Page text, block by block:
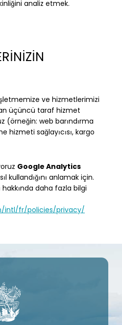
analiz etmek.
ve hizmetlerimizi
üçüncü taraf hizmet
(örneğin: web barındırma
hizmeti sağlayıcısı, kargo
Google Analytics
kullandığını anlamak için.
hakkında daha fazla bilgi
intl/fr/policies/privacy/